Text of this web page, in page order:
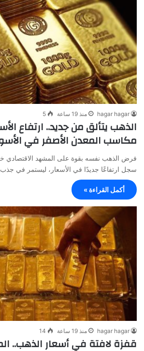
hagar hagar منذ 19 ساعة 5
الذهب يتألق من جديد.. ارتفاع
مكاسب المعدن الأصفر في
فرض الذهب نفسه بقوة على المشهد الاقتصادي
سجل ارتفاعًا جديدًا في الأسعار، ليستمر في
أكمل القراءة »
hagar hagar منذ 19 ساعة 14
قفزة لافتة في أسعار الذهب..